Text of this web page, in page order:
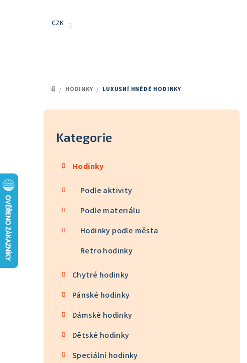
CZK
DOMŮ
/ HODINKY / LUXUSNÍ HNĚDÉ HODINKY
P
Přeskočit
kategorie
Kategorie
Hodinky
Podle aktivity
Podle materiálu
Hodinky podle města
Retro hodinky
Chytré hodinky
Pánské hodinky
Dámské hodinky
Dětské hodinky
Speciální hodinky